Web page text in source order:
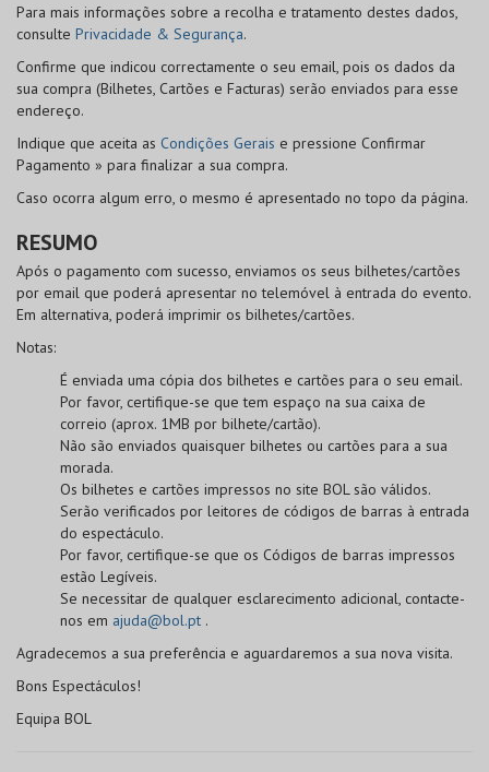
Para mais informações sobre a recolha e tratamento destes dados,
consulte Privacidade & Segurança.
Confirme que indicou correctamente o seu email, pois os dados da
sua compra (Bilhetes, Cartões e Facturas) serão enviados para esse
endereço.
Indique que aceita as Condições Gerais e pressione Confirmar
Pagamento » para finalizar a sua compra.
Caso ocorra algum erro, o mesmo é apresentado no topo da página.
RESUMO
Após o pagamento com sucesso, enviamos os seus bilhetes/cartões
por email que poderá apresentar no telemóvel à entrada do evento.
Em alternativa, poderá imprimir os bilhetes/cartões.
Notas:
É enviada uma cópia dos bilhetes e cartões para o seu email.
Por favor, certifique-se que tem espaço na sua caixa de
correio (aprox. 1MB por bilhete/cartão).
Não são enviados quaisquer bilhetes ou cartões para a sua
morada.
Os bilhetes e cartões impressos no site BOLsão válidos.
Serão verificados por leitores de códigos de barras à entrada
do espectáculo.
Por favor, certifique-se que os Códigos de barras impressos
estão Legíveis.
Se necessitar de qualquer esclarecimento adicional, contacte-
nos em ajuda@bol.pt .
Agradecemos a sua preferência e aguardaremos a sua nova visita.
Bons Espectáculos!
Equipa BOL